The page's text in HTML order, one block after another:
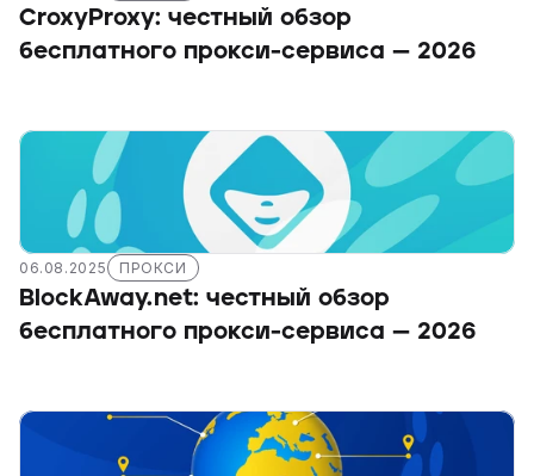
CroxyProxy: честный обзор
бесплатного прокси-сервиса — 2026
06.08.2025 ПРОКСИ
BlockAway.net: честный обзор
бесплатного прокси-сервиса — 2026